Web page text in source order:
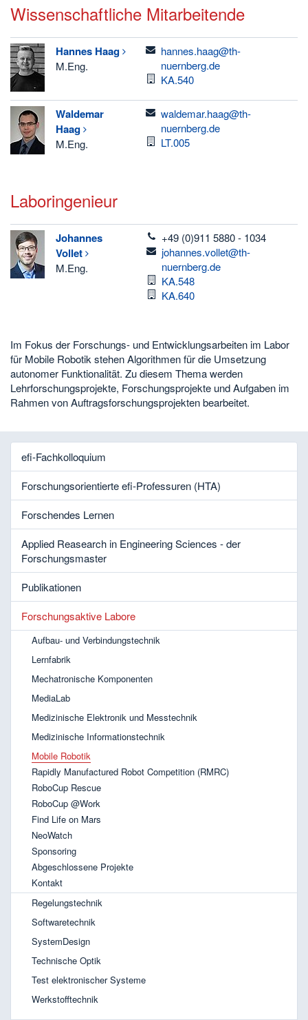
Wissenschaftliche Mitarbeitende
Hannes Haag
M.Eng.
email
hannes.haag@th-
nuernberg.de
Raum
KA.540
Waldemar
Haag
M.Eng.
email
waldemar.haag@th-
nuernberg.de
Raum
LT.005
Laboringenieur
Johannes
Vollet
M.Eng.
telefon
+49 (0)911 5880 - 1034
email
johannes.vollet@th-
nuernberg.de
Raum
KA.548
Raum
KA.640
Im Fokus der Forschungs- und Entwicklungsarbeiten im Labor
für Mobile Robotik stehen Algorithmen für die Umsetzung
autonomer Funktionalität. Zu diesem Thema werden
Lehrforschungsprojekte, Forschungsprojekte und Aufgaben im
Rahmen von Auftragsforschungsprojekten bearbeitet.
efi-Fachkolloquium
Forschungsorientierte efi-Professuren (HTA)
Forschendes Lernen
Applied Reasearch in Engineering Sciences - der
Forschungsmaster
Publikationen
Forschungsaktive Labore
Aufbau- und Verbindungstechnik
Lernfabrik
Mechatronische Komponenten
MediaLab
Medizinische Elektronik und Messtechnik
Medizinische Informationstechnik
Mobile Robotik
Rapidly Manufactured Robot Competition (RMRC)
RoboCup Rescue
RoboCup @Work
Find Life on Mars
NeoWatch
Sponsoring
Abgeschlossene Projekte
Kontakt
Regelungstechnik
Softwaretechnik
SystemDesign
Technische Optik
Test elektronischer Systeme
Werkstofftechnik